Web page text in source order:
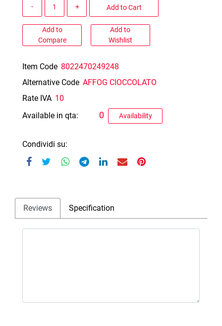
Add to Cart
Add to
Compare
Add to
Wishlist
Item Code 8022470249248
Alternative Code AFFOG CIOCCOLATO
Rate IVA 10
Available in qta:
Availability
0
Condividi su:
Reviews Specification